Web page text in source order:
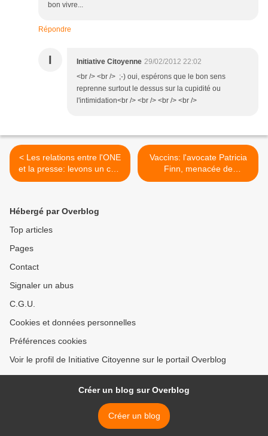
bon vivre...
Répondre
I Initiative Citoyenne 29/02/2012 22:02
<br /> <br /> ;-) oui, espérons que le bon sens
reprenne surtout le dessus sur la cupidité ou
l'intimidation<br /> <br /> <br /> <br />
< Les relations entre l'ONE
et la presse: levons un coin
du voile
Vaccins: l'avocate Patricia
Finn, menacée de
poursuites pénales! >
Hébergé par Overblog
Top articles
Pages
Contact
Signaler un abus
C.G.U.
Cookies et données personnelles
Préférences cookies
Voir le profil de Initiative Citoyenne sur le portail Overblog
Créer un blog sur Overblog
Créer un blog